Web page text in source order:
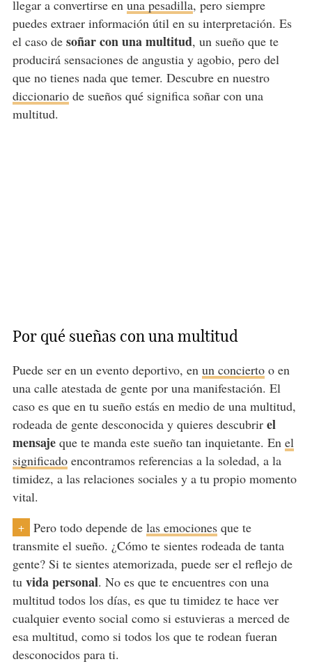
llegar a convertirse en una pesadilla, pero siempre
puedes extraer información útil en su interpretación. Es
el caso de soñar con una multitud, un sueño que te
producirá sensaciones de angustia y agobio, pero del
que no tienes nada que temer. Descubre en nuestro
diccionariode sueños qué significa soñar con una
multitud.
Por qué sueñas con una multitud
Puede ser en un evento deportivo, en un conciertoo en
una calle atestada de gente por una manifestación. El
caso es que en tu sueño estás en medio de una multitud,
rodeada de gente desconocida y quieres descubrirel
mensajeque te manda este sueño tan inquietante. En el
significadoencontramos referencias a la soledad, a la
timidez, a las relaciones sociales y a tu propio momento
vital.
+ Pero todo depende de las emocionesque te
transmite el sueño. ¿Cómo te sientes rodeada de tanta
gente? Si te sientes atemorizada, puede ser el reflejo de
tuvida personal. No es que te encuentres con una
multitud todos los días, es que tu timidez te hace ver
cualquier evento social como si estuvieras a merced de
esa multitud, como si todos los que te rodean fueran
desconocidos para ti.